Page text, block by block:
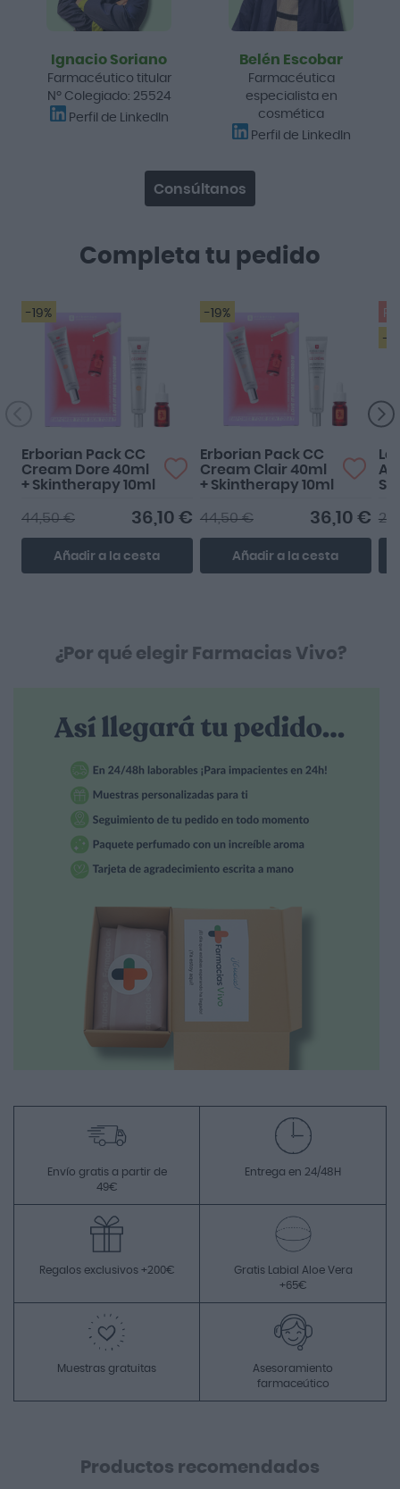
Completa tu pedido
-19%
Erborian Pack CC
Cream Dore 40ml
+ Skintherapy 10ml
36,10 €
44,50 €
Añadir a la cesta
-19%
Erborian Pack CC
Cream Clair 40ml
+ Skintherapy 10ml
36,10 €
44,50 €
Añadir a la cesta
-
ml
Ignacio Soriano
Farmacéutico titular
Nº Colegiado: 25524
Perfil de LinkedIn
Belén Escobar
Farmacéutica
especialista en
cosmética
Perfil de LinkedIn
Consúltanos
¿Por qué elegir Farmacias Vivo?
Envío gratis a partir de
49€
Entrega en 24/48H
Regalos exclusivos +200€
Gratis Labial Aloe Vera
+65€
Muestras gratuitas
Asesoramiento
farmaceútico
Productos recomendados